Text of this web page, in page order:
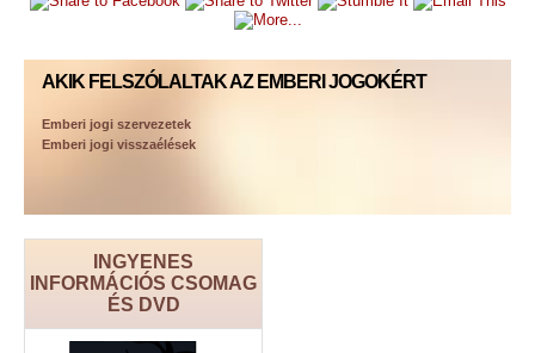
AKIK FELSZÓLALTAK AZ EMBERI JOGOKÉRT
Emberi jogi szervezetek
Emberi jogi visszaélések
INGYENES
INFORMÁCIÓS CSOMAG
ÉS DVD